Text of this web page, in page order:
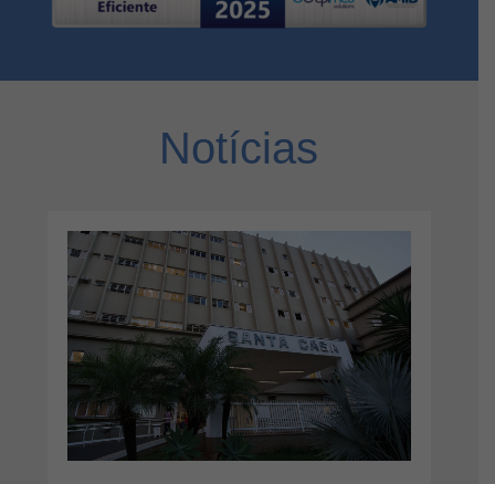
Notícias